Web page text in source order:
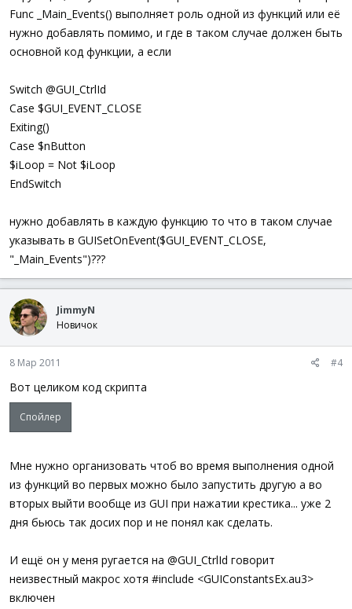
Sleep
10
WEnd
EndIf
WEnd
Switch
Case
EndSwitch
EndFunc
If
@GUI_WinHandle = $hGUI
Then
;ElseIf @GUI_WINHANDLE = $clickwindow Then
;    GUISetState(@SW_HIDE, $setwindow)
EndFunc
Func _Main_Events() выполняет роль одной из функций или её
нужно добавлять помимо, и где в таком случае должен быть
основной код функции, а если
Switch @GUI_CtrlId
Case $GUI_EVENT_CLOSE
Exiting()
Case $nButton
$iLoop = Not $iLoop
EndSwitch
нужно добавлять в каждую функцию то что в таком случае
указывать в GUISetOnEvent($GUI_EVENT_CLOSE,
"_Main_Events")???
JimmyN
Новичок
8 Мар 2011 #4
Вот целиком код скрипта
Спойлер
Мне нужно организовать чтоб во время выполнения одной
из функций во первых можно было запустить другую а во
вторых выйти вообще из GUI при нажатии крестика... уже 2
дня бьюсь так досих пор и не понял как сделать.
И ещё он у меня ругается на @GUI_CtrlId говорит
неизвестный макрос хотя #include <GUIConstantsEx.au3>
включен